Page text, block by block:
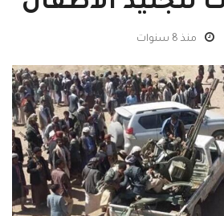
منذ 8 سنوات